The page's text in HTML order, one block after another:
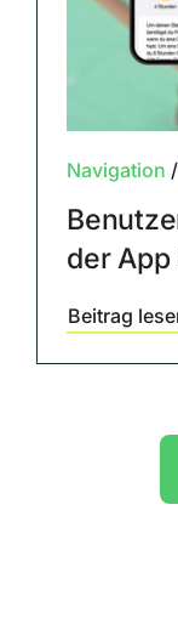
Navigation /
der App
Beitrag